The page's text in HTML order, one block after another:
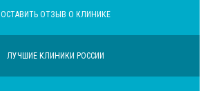
ОСТАВИТЬ ОТЗЫВ О КЛИНИКЕ
ЛУЧШИЕ КЛИНИКИ РОССИИ